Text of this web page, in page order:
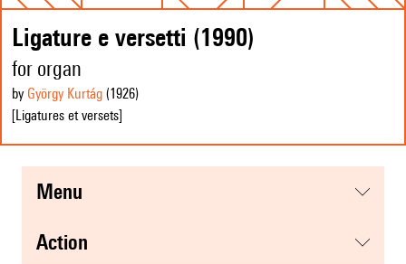
Ligature e versetti (1990)
for organ
by György Kurtág (1926)
[Ligatures et versets]
menu
action